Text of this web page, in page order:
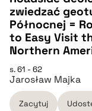
CZYSTY TEKST
pobierz cytat
BIBTEX
zwiedzać
Północnej =
to Easy Visit
Northern
s. 61 - 62
Jarosław Majka
Zacytuj